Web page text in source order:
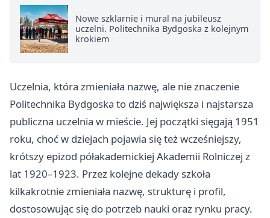
Nowe szklarnie i mural na jubileusz
uczelni. Politechnika Bydgoska z kolejnym
krokiem
Uczelnia, która zmieniała nazwę, ale nie znaczenie
Politechnika Bydgoska to dziś największa i najstarsza
publiczna uczelnia w mieście. Jej początki sięgają 1951
roku, choć w dziejach pojawia się też wcześniejszy,
krótszy epizod półakademickiej Akademii Rolniczej z
lat 1920–1923. Przez kolejne dekady szkoła
kilkakrotnie zmieniała nazwę, strukturę i profil,
dostosowując się do potrzeb nauki oraz rynku pracy.